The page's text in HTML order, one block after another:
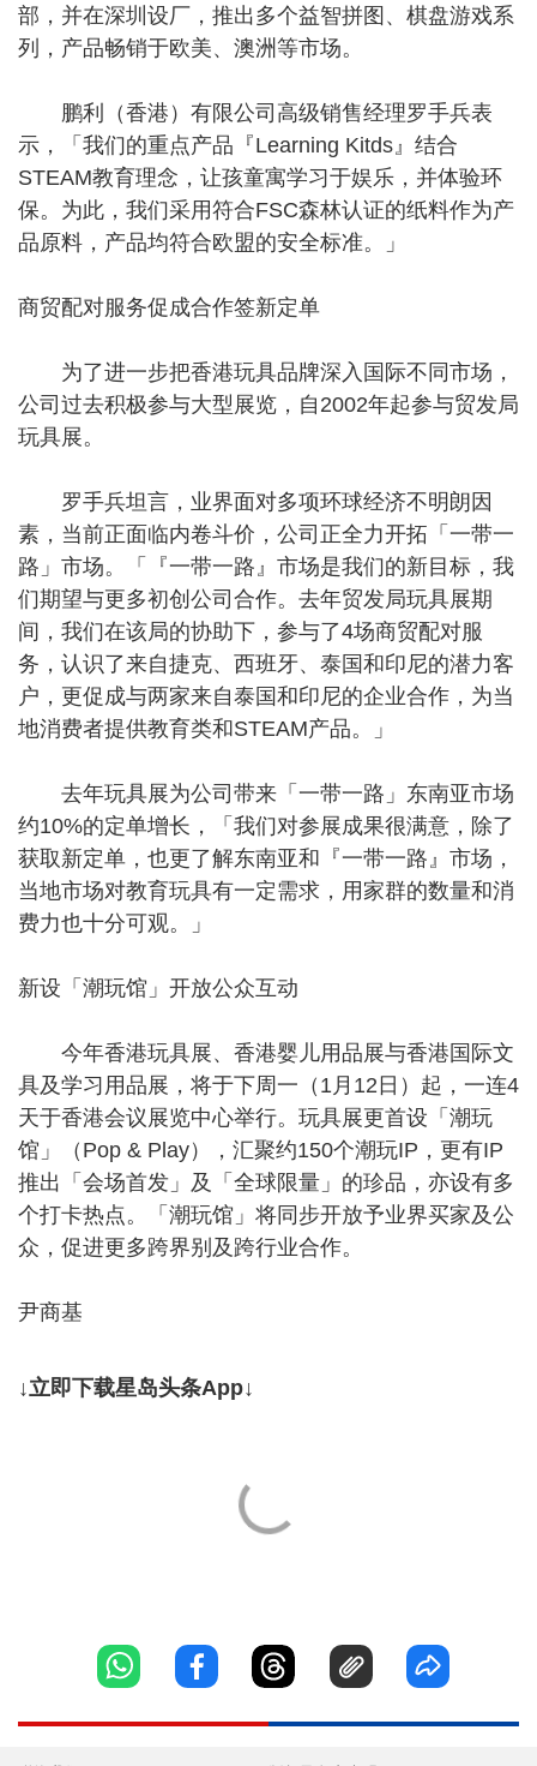
部，并在深圳设厂，推出多个益智拼图、棋盘游戏系
列，产品畅销于欧美、澳洲等市场。
鹏利（香港）有限公司高级销售经理罗手兵表
示，「我们的重点产品『Learning Kitds』结合
STEAM教育理念，让孩童寓学习于娱乐，并体验环
保。为此，我们采用符合FSC森林认证的纸料作为产
品原料，产品均符合欧盟的安全标准。」
商贸配对服务促成合作签新定单
为了进一步把香港玩具品牌深入国际不同市场，
公司过去积极参与大型展览，自2002年起参与贸发局
玩具展。
罗手兵坦言，业界面对多项环球经济不明朗因
素，当前正面临内卷斗价，公司正全力开拓「一带一
路」市场。「『一带一路』市场是我们的新目标，我
们期望与更多初创公司合作。去年贸发局玩具展期
间，我们在该局的协助下，参与了4场商贸配对服
务，认识了来自捷克、西班牙、泰国和印尼的潜力客
户，更促成与两家来自泰国和印尼的企业合作，为当
地消费者提供教育类和STEAM产品。」
去年玩具展为公司带来「一带一路」东南亚市场
约10%的定单增长，「我们对参展成果很满意，除了
获取新定单，也更了解东南亚和『一带一路』市场，
当地市场对教育玩具有一定需求，用家群的数量和消
费力也十分可观。」
新设「潮玩馆」开放公众互动
今年香港玩具展、香港婴儿用品展与香港国际文
具及学习用品展，将于下周一（1月12日）起，一连4
天于香港会议展览中心举行。玩具展更首设「潮玩
馆」（Pop & Play），汇聚约150个潮玩IP，更有IP
推出「会场首发」及「全球限量」的珍品，亦设有多
个打卡热点。「潮玩馆」将同步开放予业界买家及公
众，促进更多跨界别及跨行业合作。
尹商基
↓立即下载星岛头条App↓